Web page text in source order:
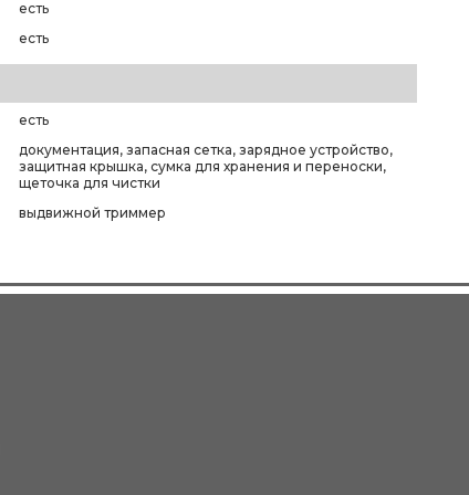
есть
есть
есть
документация, запасная сетка, зарядное устройство,
защитная крышка, сумка для хранения и переноски,
щеточка для чистки
выдвижной триммер